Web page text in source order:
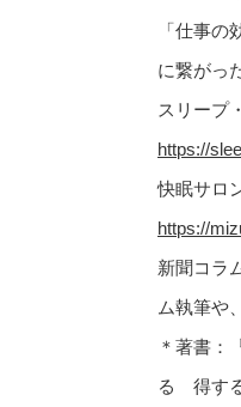
「仕事
に繋がっ
スリープ
https://
快眠サロ
https://
新聞コラ
ム執筆や
＊著書：
る 得す